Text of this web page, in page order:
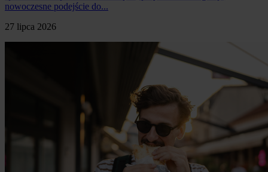
nowoczesne podejście do...
27 lipca 2026